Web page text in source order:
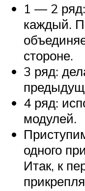
1 — 2
каждый.
стороне.
3 ряд:
4 ряд:
модулей.
одного
Итак, к